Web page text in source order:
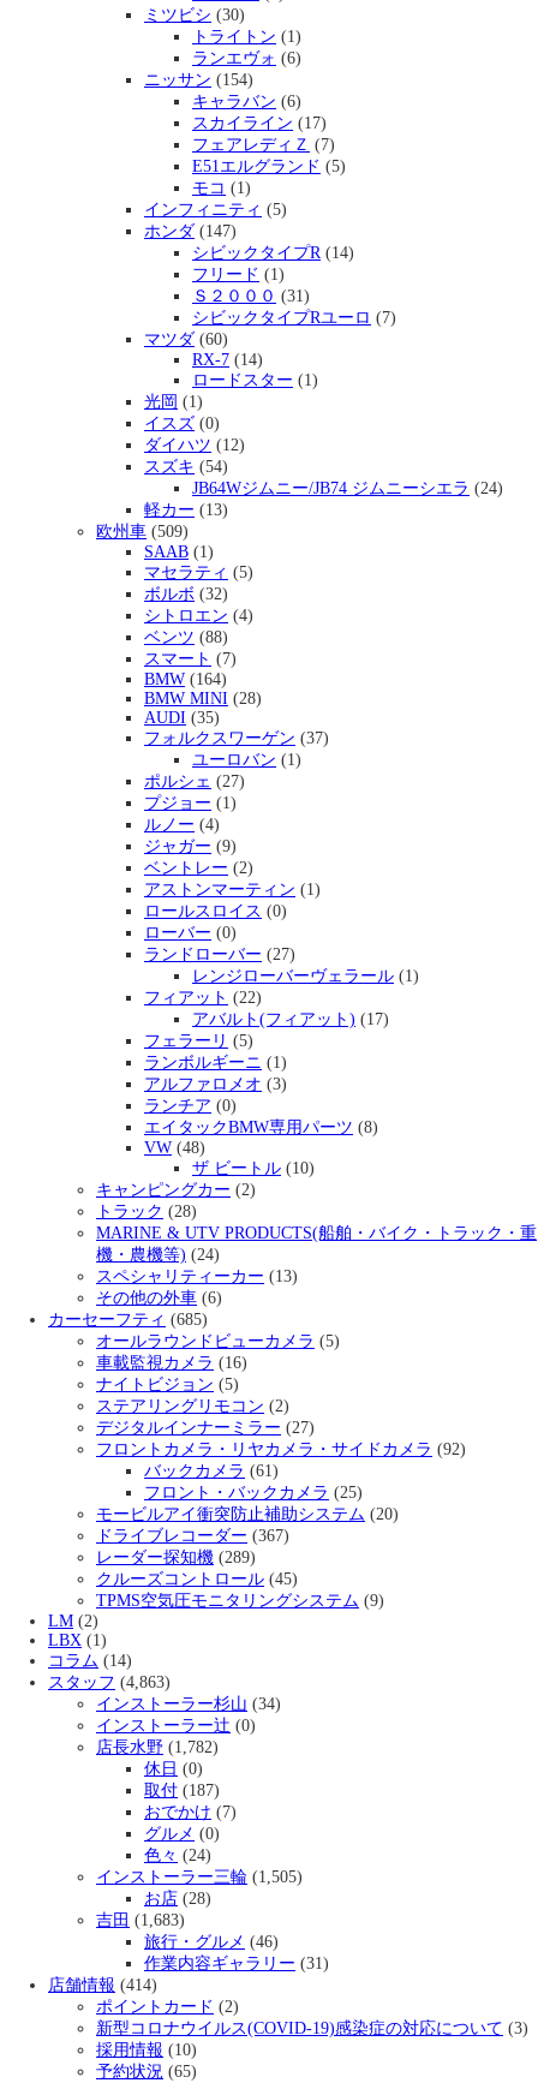
ミツビシ (30)
トライトン (1)
ランエヴォ (6)
ニッサン (154)
キャラバン (6)
スカイライン (17)
フェアレディＺ (7)
E51エルグランド (5)
モコ (1)
インフィニティ (5)
ホンダ (147)
シビックタイプR(14)
フリード (1)
Ｓ２０００ (31)
シビックタイプRユーロ (7)
マツダ (60)
RX-7 (14)
ロードスター (1)
光岡 (1)
イスズ (0)
ダイハツ (12)
スズキ (54)
JB64Wジムニー/JB74 ジムニーシエラ (24)
軽カー (13)
欧州車 (509)
SAAB (1)
マセラティ (5)
ボルボ (32)
シトロエン (4)
ベンツ (88)
スマート (7)
BMW (164)
BMW MINI (28)
AUDI (35)
フォルクスワーゲン (37)
ユーロバン (1)
ポルシェ (27)
プジョー (1)
ルノー (4)
ジャガー (9)
ベントレー (2)
アストンマーティン (1)
ロールスロイス (0)
ローバー (0)
ランドローバー (27)
レンジローバーヴェラール (1)
フィアット (22)
アバルト(フィアット) (17)
フェラーリ (5)
ランボルギーニ (1)
アルファロメオ (3)
ランチア (0)
エイタックBMW専用パーツ (8)
VW (48)
ザ ビートル (10)
キャンピングカー (2)
トラック (28)
MARINE & UTV PRODUCTS(船舶・バイク・トラック・重
機・農機等) (24)
スペシャリティーカー (13)
その他の外車 (6)
カーセーフティ (685)
オールラウンドビューカメラ (5)
車載監視カメラ (16)
ナイトビジョン (5)
ステアリングリモコン (2)
デジタルインナーミラー (27)
フロントカメラ・リヤカメラ・サイドカメラ (92)
バックカメラ (61)
フロント・バックカメラ (25)
モービルアイ衝突防止補助システム (20)
ドライブレコーダー (367)
レーダー探知機 (289)
クルーズコントロール (45)
TPMS空気圧モニタリングシステム (9)
LM (2)
LBX (1)
コラム (14)
スタッフ (4,863)
インストーラー杉山 (34)
インストーラー辻 (0)
店長水野 (1,782)
休日 (0)
取付 (187)
おでかけ (7)
グルメ (0)
色々 (24)
インストーラー三輪 (1,505)
お店 (28)
吉田 (1,683)
旅行・グルメ (46)
作業内容ギャラリー (31)
店舗情報 (414)
ポイントカード (2)
新型コロナウイルス(COVID-19)感染症の対応について (3)
採用情報 (10)
予約状況 (65)